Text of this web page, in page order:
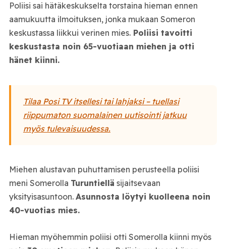
Poliisi sai hätäkeskukselta torstaina hieman ennen
aamukuutta ilmoituksen, jonka mukaan Someron
keskustassa liikkui verinen mies.Poliisi tavoitti
keskustasta noin 65-vuotiaan miehen ja otti
hänet kiinni.
Tilaa Posi TV itsellesi tai lahjaksi – tuellasi
riippumaton suomalainen uutisointi jatkuu
myös tulevaisuudessa.
Miehen alustavan puhuttamisen perusteella poliisi
meni Somerolla Turuntiellä sijaitsevaan
yksityisasuntoon. Asunnosta löytyi kuolleena noin
40-vuotias mies.
Hieman myöhemmin poliisi otti Somerolla kiinni myös